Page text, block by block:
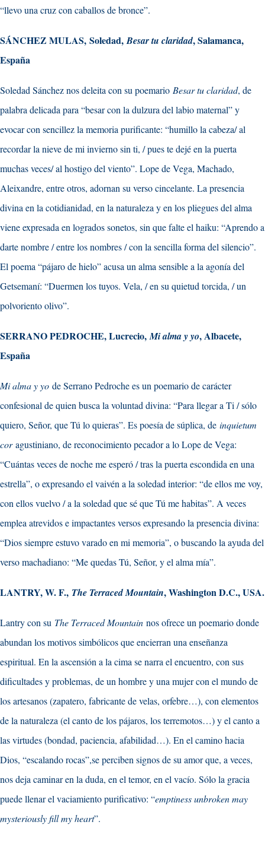
“llevo una cruz con caballos de bronce”.
SÁNCHEZ MULAS, Soledad,Besar tu claridad, Salamanca,
España
Soledad Sánchez nos deleita con su poemario Besar tu claridad, de
palabra delicada para “besar con la dulzura del labio maternal” y
evocar con sencillez la memoria purificante: “humillo la cabeza/ al
recordar la nieve de mi invierno sin ti, / pues te dejé en la puerta
muchas veces/ al hostigo del viento”. Lope de Vega, Machado,
Aleixandre, entre otros, adornan su verso cincelante. La presencia
divina en la cotidianidad, en la naturaleza y en los pliegues del alma
viene expresada en logrados sonetos, sin que falte el haiku: “Aprendo a
darte nombre / entre los nombres / con la sencilla forma del silencio”.
El poema “pájaro de hielo” acusa un alma sensible a la agonía del
Getsemaní: “Duermen los tuyos. Vela, / en su quietud torcida, / un
polvoriento olivo”.
SERRANO PEDROCHE, Lucrecio,Mi alma y yo, Albacete,
España
Mi alma y yo de Serrano Pedroche es un poemario de carácter
confesional de quien busca la voluntad divina: “Para llegar a Ti / sólo
quiero, Señor, que Tú lo quieras”. Es poesía de súplica, de inquietum
coragustiniano, de reconocimiento pecador a lo Lope de Vega:
“Cuántas veces de noche me esperó / tras la puerta escondida en una
estrella”, o expresando el vaivén a la soledad interior: “de ellos me voy,
con ellos vuelvo / a la soledad que sé que Tú me habitas”. A veces
emplea atrevidos e impactantes versos expresando la presencia divina:
“Dios siempre estuvo varado en mi memoria”, o buscando la ayuda del
verso machadiano: “Me quedas Tú, Señor, y el alma mía”.
LANTRY, W. F., The Terraced Mountain, Washington D.C., USA.
Lantry con su The Terraced Mountain nos ofrece un poemario donde
abundan los motivos simbólicos que encierran una enseñanza
espiritual. En la ascensión a la cima se narra el encuentro, con sus
dificultades y problemas, de un hombre y una mujer con el mundo de
los artesanos (zapatero, fabricante de velas, orfebre…), con elementos
de la naturaleza (el canto de los pájaros, los terremotos…) y el canto a
las virtudes (bondad, paciencia, afabilidad…). En el camino hacia
Dios, “escalando rocas”,se perciben signos de su amor que, a veces,
nos deja caminar en la duda, en el temor, en el vacío. Sólo la gracia
puede llenar el vaciamiento purificativo: “emptiness unbroken may
mysteriously fill my heart”.